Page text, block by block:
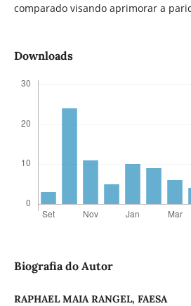
comparado visando aprimorar a
Downloads
Biografia do Autor
RAPHAEL MAIA RANGEL, FAESA